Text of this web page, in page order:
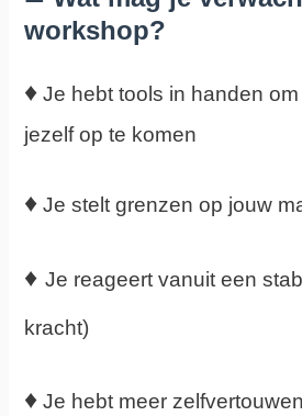
workshop?
♦ Je hebt tools in handen
jezelf op te komen
♦ Je stelt grenzen op jouw
♦Je reageert vanuit een
kracht)
♦ Je hebt meer zelfvertouwen